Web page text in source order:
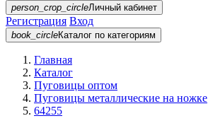
person_crop_circleЛичный кабинет
Регистрация Вход
book_circleКаталог по категориям
Главная
Каталог
Пуговицы оптом
Пуговицы металлические на ножке
64255